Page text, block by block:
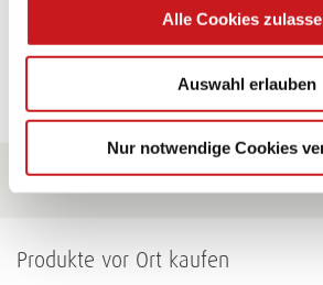
Alle Cookies
Auswahl erlauben
Nur notwendige Cookies
Zu allen Tipps
Produkte vor Ort kaufen